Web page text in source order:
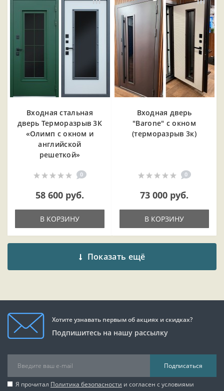
Входная cтальная
дверь Терморазрыв 3К
«Олимп с окном и
английской
решеткой»
0
58 600 руб.
В КОРЗИНУ
Входная дверь
"Barone" с окном
(терморазрыв 3к)
0
73 000 руб.
В КОРЗИНУ
Показать ещё
Хотите узнавать первым об акциях и скидках?
Подпишитесь на нашу рассылку
Подписаться
Я прочитал Политика безопасности и согласен с условиями